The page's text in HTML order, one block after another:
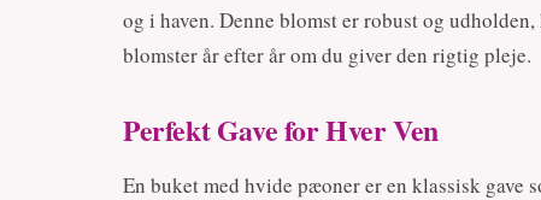
og i haven. Denne blomst er robust og
blomster år efter år om du giver den rigtig pleje.
Perfekt Gave for Hver Ven
En buket med hvide pæoner er en klassisk gave